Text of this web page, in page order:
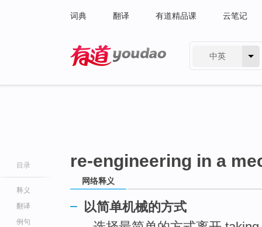
词典 翻译 有道精品课 云笔记
中英
目录
释义
翻译
例句
re-engineering in a
网络释义
以简单机械的方式